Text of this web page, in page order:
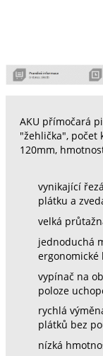
AKU přímočará
"žehlička", počet
120mm,
vynikající
plátku a
velká
jednoduchá
ergonomické
vypínač na
poloze
rychlá
plátků bez
nízká